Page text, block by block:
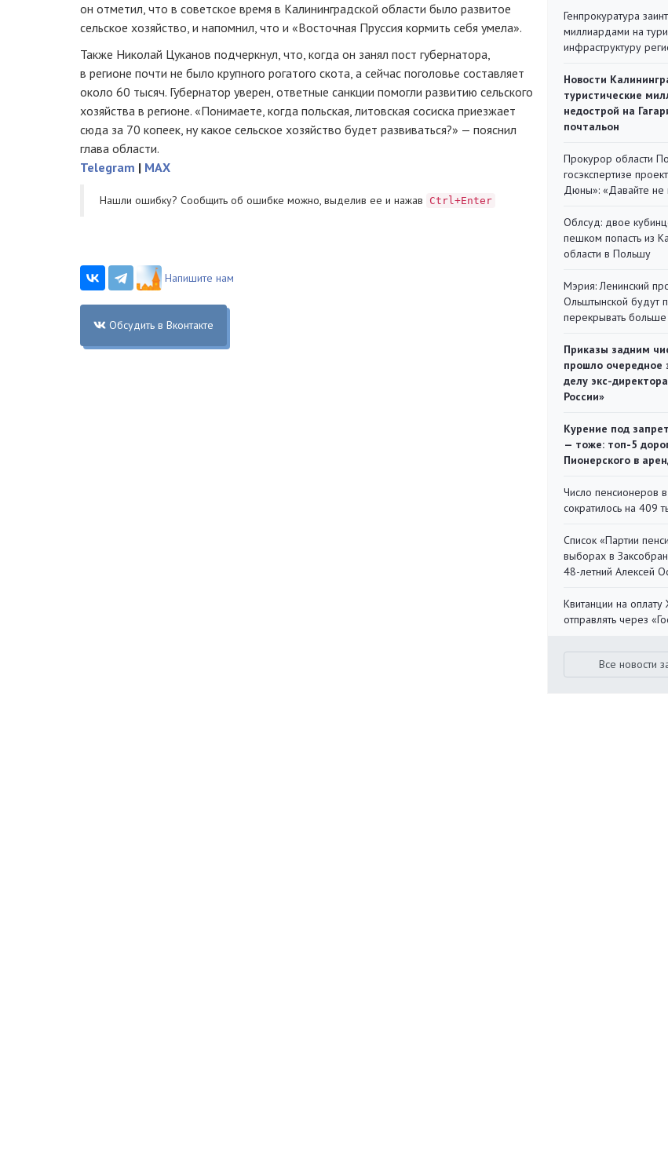
он отметил, что в советское время в Калининградской области было развитое
сельское хозяйство, и напомнил, что и «Восточная Пруссия кормить себя умела».
Также Николай Цуканов подчеркнул, что, когда он занял пост губернатора,
в регионе почти не было крупного рогатого скота, а сейчас поголовье составляет
около 60 тысяч. Губернатор уверен, ответные санкции помогли развитию сельского
хозяйства в регионе. «Понимаете, когда польская, литовская сосиска приезжает
сюда за 70 копеек, ну какое сельское хозяйство будет развиваться?» — пояснил
глава области.
Telegram | MAX
Нашли ошибку? Cообщить об ошибке можно, выделив ее и нажав Ctrl+Enter
Напишите нам
Обсудить в Вконтакте
Генпрокуратура
миллиардами на
инфраструктуру
Новости
туристические
недострой на
почтальон
Прокурор области
госэкспертизе
Дюны»: «Давайте не
Облсуд: двое
пешком попасть из
области в Польшу
Мэрия: Ленинский
Ольштынской будут
перекрывать
Приказы задним
прошло очередное
делу экс-
России»
Курение под
— тоже: топ-5
Пионерского в
Число пенсионеров
сократилось на 409
Список «Партии
выборах в
48-летний Алексей
Квитанции на
отправлять через
Все новости